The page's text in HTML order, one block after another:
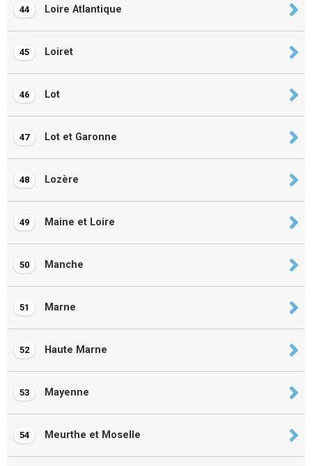
44 Loire Atlantique
45 Loiret
46 Lot
47 Lot et Garonne
48 Lozère
49 Maine et Loire
50 Manche
51 Marne
52 Haute Marne
53 Mayenne
54 Meurthe et Moselle